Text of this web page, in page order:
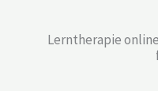
Lerntherapie